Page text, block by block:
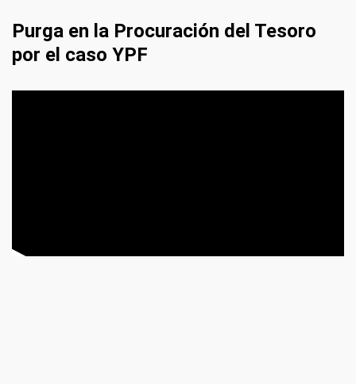
Purga en la Procuración del Tesoro
por el caso YPF